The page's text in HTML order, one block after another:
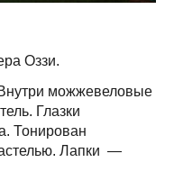
Оззи.
можжевеловые
Глазки
Тонирован
Лапки —